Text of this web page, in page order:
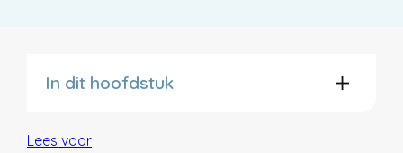
In dit hoofdstuk
Lees voor